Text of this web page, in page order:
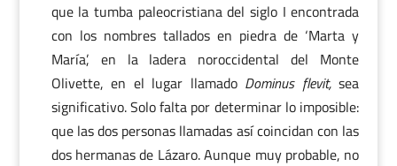
que la tumba paleocristiana del siglo I encontrada
con los nombres tallados en piedra de ‘Marta y
María’, en la ladera noroccidental del Monte
Olivette, en el lugar llamado Dominus flevit,sea
significativo. Solo falta por determinar lo imposible:
que las dos personas llamadas así coincidan con las
dos hermanas de Lázaro. Aunque muy probable, no